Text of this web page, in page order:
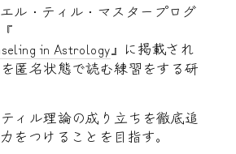
ル・ティル・マスタープログ
in Astrology 』に掲載され
匿名状態で読む練習をする研
ィル理論の成り立ちを徹底追
をつけることを目指す。